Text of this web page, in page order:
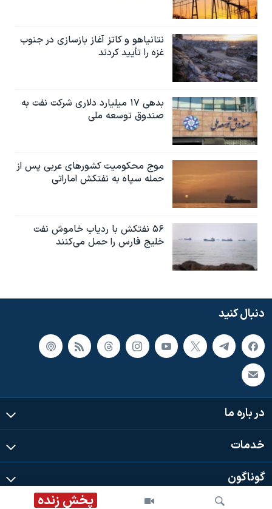
پخش زنده
نتانیاهو و کاتز آغاز بازسازی در جنوب
غزه را تأیید کردند
بدهی ۱۷ میلیارد دلاری شرکت نفت به
صندوق توسعه ملی
موج محکومیت کشورهای عربی پس از
حمله سپاه به نفتکش اماراتی
۵۶ نفتکش با ردیاب خاموش نفت
خلیج فارس را حمل می‌کنند
دنبال کنید
در باره ما
خدمات
گوناگون